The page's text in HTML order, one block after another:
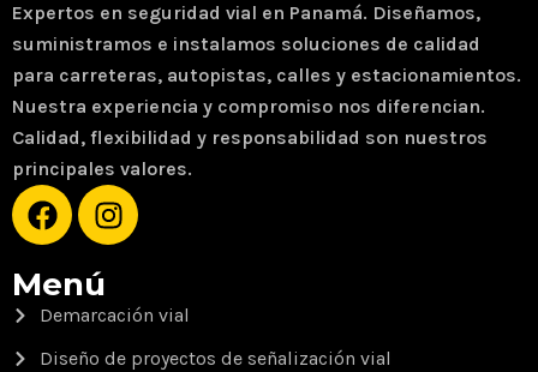
Expertos en seguridad vial en Panamá. Diseñamos,
suministramos e instalamos soluciones de calidad
para carreteras, autopistas, calles y estacionamientos.
Nuestra experiencia y compromiso nos diferencian.
Calidad, flexibilidad y responsabilidad son nuestros
principales valores.
Menú
Demarcación vial
Diseño de proyectos de señalización vial